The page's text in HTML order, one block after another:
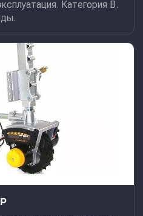
Категория В.